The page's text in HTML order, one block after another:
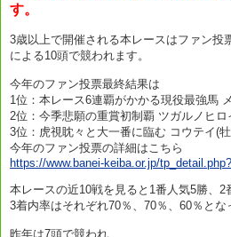
す。
3歳以上で開催される本レースはファン投
による10頭で競われます。
今年のファン投票最終結果は
1位：本レース6連覇がかかる現役最強馬
2位：今季悲願の重賞初制覇 ツガルノヒロ
3位：虎視眈々と大一番に臨む コウテイ(
今年のファン投票の詳細はこちら
https://www.banei-keiba.or.jp/
本レースの近10戦を見ると1番人気5勝、2
3着内率はそれぞれ70％、70％、60％とな
昨年は7頭で競われ